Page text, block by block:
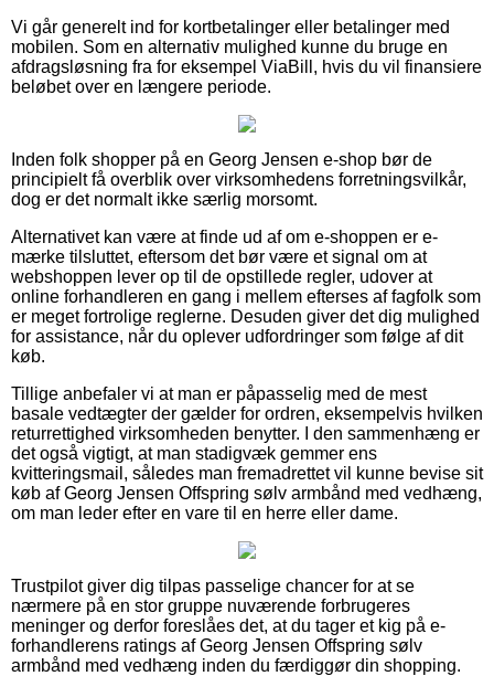
Vi går generelt ind for kortbetalinger eller betalinger med
mobilen. Som en alternativ mulighed kunne du bruge en
afdragsløsning fra for eksempel ViaBill, hvis du vil finansiere
beløbet over en længere periode.
Inden folk shopper på en Georg Jensen e-shop bør de
principielt få overblik over virksomhedens forretningsvilkår,
dog er det normalt ikke særlig morsomt.
Alternativet kan være at finde ud af om e-shoppen er e-
mærke tilsluttet, eftersom det bør være et signal om at
webshoppen lever op til de opstillede regler, udover at
online forhandleren en gang i mellem efterses af fagfolk som
er meget fortrolige reglerne. Desuden giver det dig mulighed
for assistance, når du oplever udfordringer som følge af dit
køb.
Tillige anbefaler vi at man er påpasselig med de mest
basale vedtægter der gælder for ordren, eksempelvis hvilken
returrettighed virksomheden benytter. I den sammenhæng er
det også vigtigt, at man stadigvæk gemmer ens
kvitteringsmail, således man fremadrettet vil kunne bevise sit
køb af Georg Jensen Offspring sølv armbånd med vedhæng,
om man leder efter en vare til en herre eller dame.
Trustpilot giver dig tilpas passelige chancer for at se
nærmere på en stor gruppe nuværende forbrugeres
meninger og derfor foreslåes det, at du tager et kig på e-
forhandlerens ratings af Georg Jensen Offspring sølv
armbånd med vedhæng inden du færdiggør din shopping.